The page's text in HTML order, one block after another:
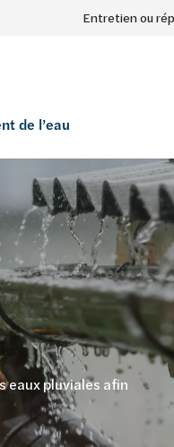
Entretien ou
de l’eau
eaux pluviales afin